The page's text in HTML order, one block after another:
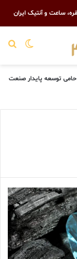
ساعت و آنتیک ایران
تغییر
حامی توسعه پایدار صنعت